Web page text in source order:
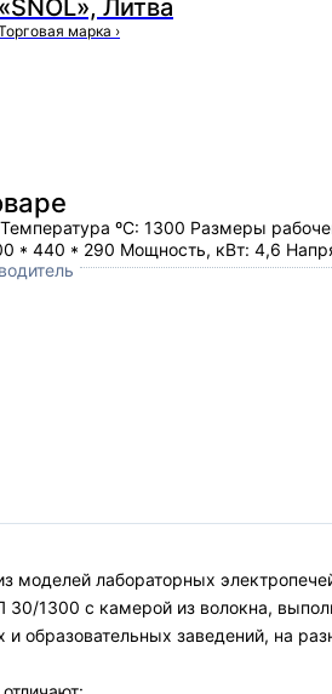
«SNOL», Литва
марка ›
ºC: 1300 Размеры
* 440 * 290 Мощность, кВт: 4,6
лабораторных
1300 с камерой из волокна,
образовательных заведений, на